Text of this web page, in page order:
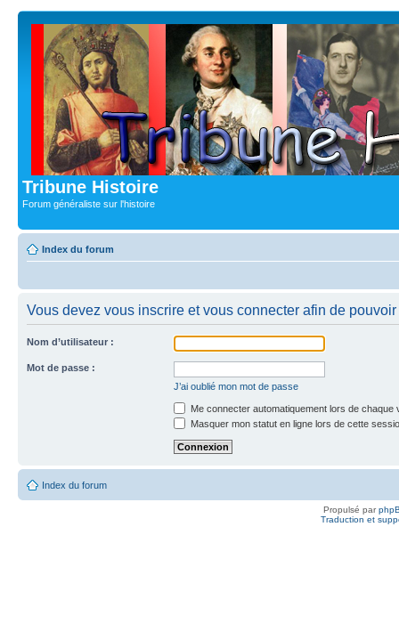
Tribune Histoire
Forum généraliste sur l'histoire
Index du forum
Vous devez vous inscrire et vous connecter afin de
Nom d’utilisateur :
Mot de passe :
J’ai oublié mon mot de passe
Me connecter automatiquement lors de chaque
Masquer mon statut en ligne lors de cette
Index du forum
Propulsé par
Traduction et